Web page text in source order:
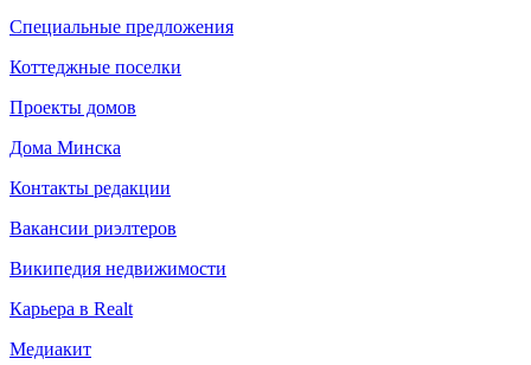
Специальные предложения
Коттеджные поселки
Проекты домов
Дома Минска
Контакты редакции
Вакансии риэлтеров
Википедия недвижимости
Карьера в Realt
Медиакит